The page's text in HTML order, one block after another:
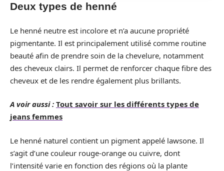
Deux types de henné
Le henné neutre est incolore et n’a aucune propriété
pigmentante. Il est principalement utilisé comme routine
beauté afin de prendre soin de la chevelure, notamment
des cheveux clairs. Il permet de renforcer chaque fibre des
cheveux et de les rendre également plus brillants.
A voir aussi : Tout savoir sur les différents types de
jeans femmes
Le henné naturel contient un pigment appelé lawsone. Il
s’agit d’une couleur rouge-orange ou cuivre, dont
l’intensité varie en fonction des régions où la plante